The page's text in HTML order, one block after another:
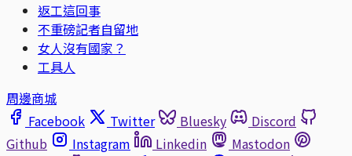
返工這回事
不重磅記者自留地
女人沒有國家？
工具人
周邊商城
Facebook
Twitter Bluesky
Discord
Github
Instagram Linkedin
Mastodon